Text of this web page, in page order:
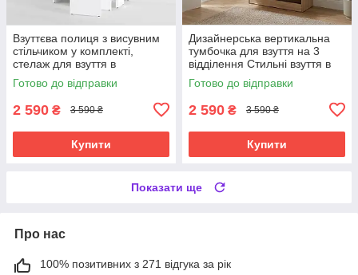
Взуттєва полиця з висувним
стільчиком у комплекті,
стелаж для взуття в
передпокій з 6 полицями з
ЛДСП
Готово до відправки
2 590 ₴ 3 590 ₴
Купити
Дизайнерська вертикальна
тумбочка для взуття на 3
відділення Стильні взуття в
передпокій
Готово до відправки
2 590 ₴ 3 590 ₴
Купити
Показати ще
Про нас
100% позитивних з 271 відгука за рік